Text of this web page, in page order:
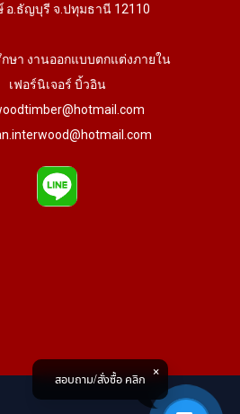
อ.ธัญบุรี จ.ปทุมธานี 12110
ษา งานออกแบบตกแต่งภายใน
เฟอร์นิเจอร์ บิ้วอิน
สอบถาม/สั่งซื้อ คลิก